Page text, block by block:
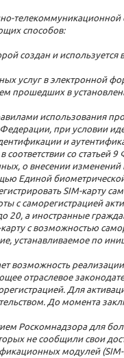
способов:
создан и
услуг в электронной
прошедших в
использования
при условии
и
со
о внесении
Единой
SIM-карту
с саморегистрацией
а иностранные
с возможностью
по
возможность
отраслевое
Для
До момента
Роскомнадзора для
не сообщили свои
модулей